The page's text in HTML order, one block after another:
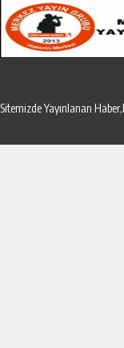
Sitemizde Yayınlanan